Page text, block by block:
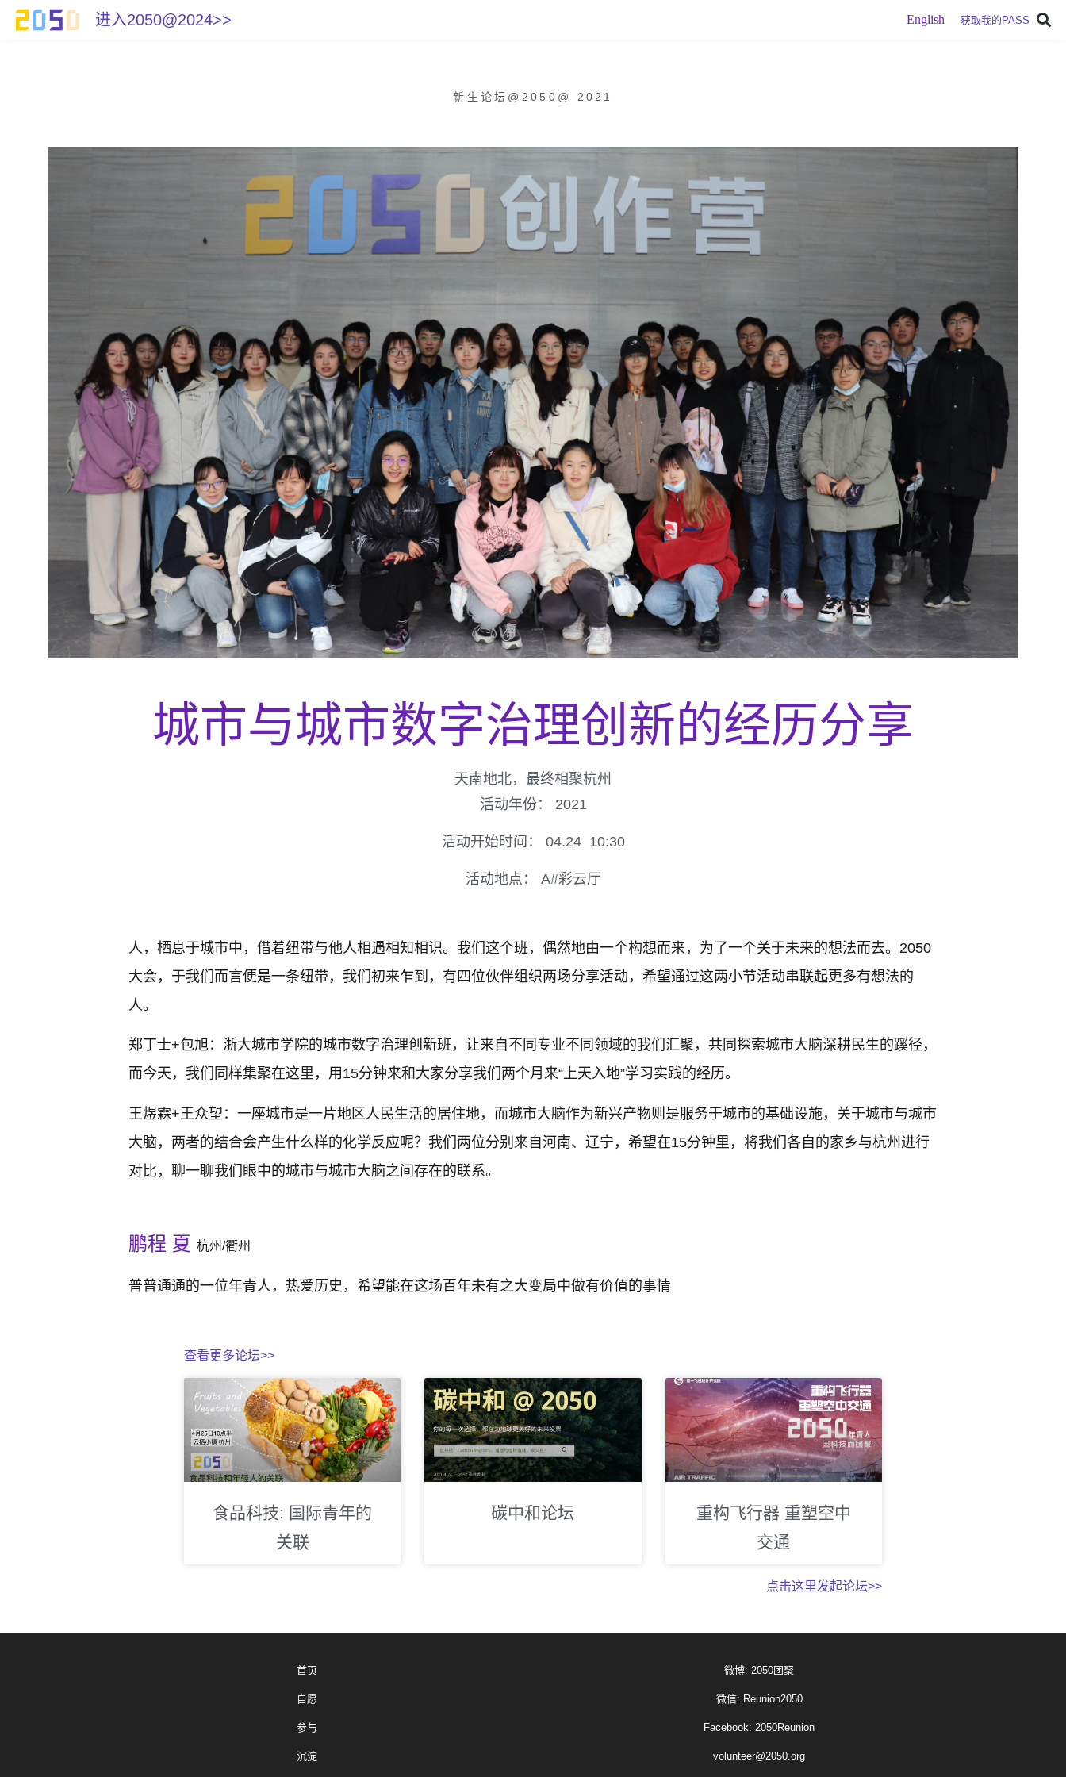
进入2050@2024>> English 获取我的PASS
新生论坛@2050 @ 2021
城市与城市数字治理创新的经历分享
天南地北，最终相聚杭州
活动年份： 2021
活动开始时间： 04.24 10:30
活动地点： A#彩云厅
人，栖息于城市中，借着纽带与他人相遇相知相识。我们这个班，偶然地由一个构想而来，为了一个关于未来的想法而去。2050
大会，于我们而言便是一条纽带，我们初来乍到，有四位伙伴组织两场分享活动，希望通过这两小节活动串联起更多有想法的
人。
郑丁士+包旭：浙大城市学院的城市数字治理创新班，让来自不同专业不同领域的我们汇聚，共同探索城市大脑深耕民生的蹊径，
而今天，我们同样集聚在这里，用15分钟来和大家分享我们两个月来“上天入地”学习实践的经历。
王煜霖+王众望：一座城市是一片地区人民生活的居住地，而城市大脑作为新兴产物则是服务于城市的基础设施，关于城市与城市
大脑，两者的结合会产生什么样的化学反应呢？我们两位分别来自河南、辽宁，希望在15分钟里，将我们各自的家乡与杭州进行
对比，聊一聊我们眼中的城市与城市大脑之间存在的联系。
鹏程 夏 杭州/衢州
普普通通的一位年青人，热爱历史，希望能在这场百年未有之大变局中做有价值的事情
查看更多论坛>>
食品科技: 国际青年的
关联
碳中和论坛
重构飞行器 重塑空中
交通
点击这里发起论坛>>
首页
自愿
参与
沉淀
微博: 2050团聚
微信: Reunion2050
Facebook: 2050Reunion
volunteer@2050.org